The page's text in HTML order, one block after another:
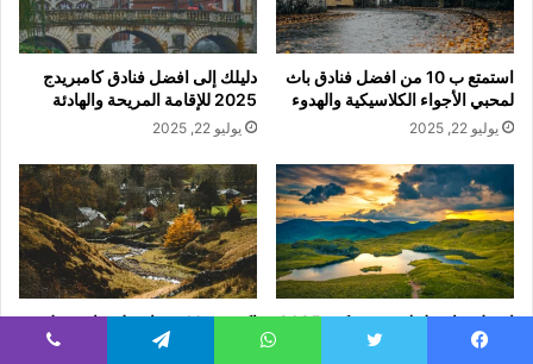
استمتع ب 10 من افضل فنادق باث
لمحبي الأجواء الكلاسيكية والهدوء
يوليو 22, 2025
دليلك إلى افضل فنادق كامبريدج
2025 للإقامة المريحة والهادئة
يوليو 22, 2025
افضل فنادق لييك ديستريكت 2025
بإطلالات ساحرة وخدمة عالية
اكتشف 10 من افضل فنادق ويلز
لعشاق الهدوء والمناظر الطبيعية